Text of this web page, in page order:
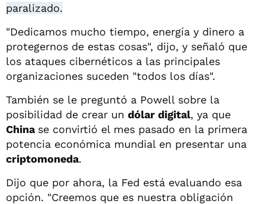
paralizado.
"Dedicamos mucho tiempo, energía y dinero a
protegernos de estas cosas", dijo, y señaló que
los ataques cibernéticos a las principales
organizaciones suceden "todos los días".
También se le preguntó a Powell sobre la
posibilidad de crear un dólar digital, ya que
China se convirtió el mes pasado en la primera
potencia económica mundial en presentar una
criptomoneda.
Dijo que por ahora, la Fed está evaluando esa
opción. "Creemos que es nuestra obligación